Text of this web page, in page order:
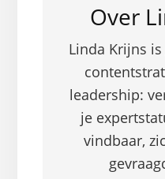
Over
Linda Krijns
leadership:
je
vindbaar,